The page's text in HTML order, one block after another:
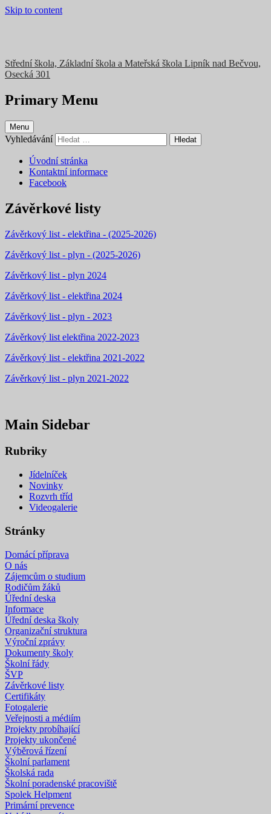
Skip to content
Střední škola, Základní škola a Mateřská škola Lipník nad Bečvou,
Osecká 301
Primary Menu
Menu
Vyhledávání
Úvodní stránka
Kontaktní informace
Facebook
Závěrkové listy
Závěrkový list - elektřina - (2025-2026)
Závěrkový list - plyn - (2025-2026)
Závěrkový list - plyn 2024
Závěrkový list - elektřina 2024
Závěrkový list - plyn - 2023
Závěrkový list elektřina 2022-2023
Závěrkový list - elektřina 2021-2022
Závěrkový list - plyn 2021-2022
Main Sidebar
Rubriky
Jídelníček
Novinky
Rozvrh tříd
Videogalerie
Stránky
Domácí příprava
O nás
Zájemcům o studium
Rodičům žáků
Úřední deska
Informace
Úřední deska školy
Organizační struktura
Výroční zprávy
Dokumenty školy
Školní řády
ŠVP
Závěrkové listy
Certifikáty
Fotogalerie
Veřejnosti a médiím
Projekty probíhající
Projekty ukončené
Výběrová řízení
Školní parlament
Školská rada
Školní poradenské pracoviště
Spolek Helpment
Primární prevence